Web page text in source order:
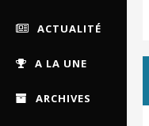
ACTUALITÉ
A LA UNE
ARCHIVES